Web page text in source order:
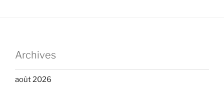
Archives
août 2026